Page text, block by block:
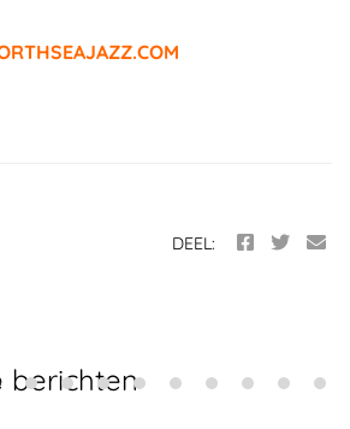
DEEL:
berichten